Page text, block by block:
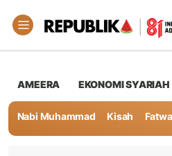
AMEERA EKONOMI SYARIAH
Nabi Muhammad Kisah Fatwa